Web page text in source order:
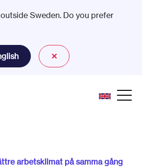
Sweden. Do you prefer
✕
arbetsklimat på samma gång